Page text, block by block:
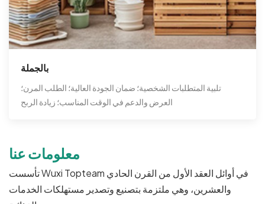
بالجملة
تلبية المتطلبات الشخصية؛ ضمان الجودة العالية؛ الطلب المرن؛
العرض والدعم في الوقت المناسب؛ زيادة الربح
معلومات عنا
تأسست Wuxi Topteam في أوائل العقد الأول من القرن الحادي
والعشرين، وهي ملتزمة بتصنيع وتصدير مستهلكات الخدمات